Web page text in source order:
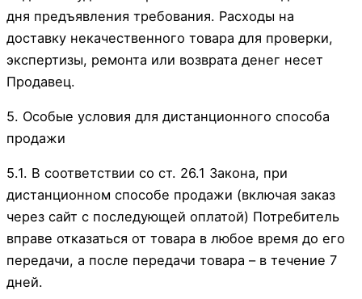
дня предъявления требования. Расходы на
доставку некачественного товара для проверки,
экспертизы, ремонта или возврата денег несет
Продавец.
5. Особые условия для дистанционного способа
продажи
5.1. В соответствии со ст. 26.1 Закона, при
дистанционном способе продажи (включая заказ
через сайт с последующей оплатой) Потребитель
вправе отказаться от товара в любое время до его
передачи, а после передачи товара – в течение 7
дней.